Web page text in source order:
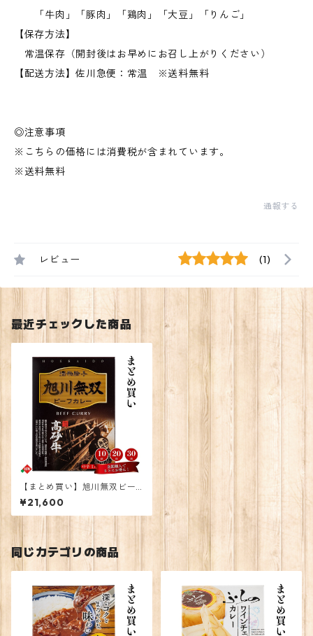
「牛肉」「豚肉」「鶏肉」「大豆」「りんご」
【保存方法】
常温保存（開封後はお早めにお召し上がりください）
【配送方法】佐川急便：常温 ※送料無料
◎注意事項
※こちらの価格には消費税が含まれています。
※送料無料
通報する
レビュー (1)
最近チェックした商品
【まとめ買い】旭川無双ビー
フカレー30個
¥21,600
同じカテゴリの商品